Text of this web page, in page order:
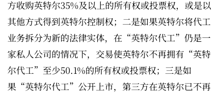
方收购英特尔35%及以上的所有权或投票权，或是以
其他方式得到英特尔控制权；二是如果英特尔将代工
业务拆分为新的法律实体，在“英特尔代工”仍是一
家私人公司的情况下，交易使英特尔不再拥有“英特
尔代工”至少50.1%的所有权或投票权；三是如
果“英特尔代工”公开上市，第三方在英特尔已不再